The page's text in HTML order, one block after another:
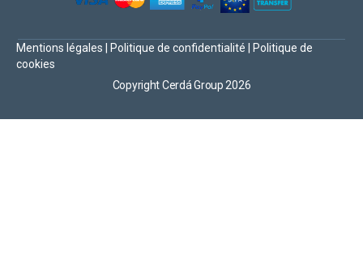
Copyright Cerdá Group 2026
Mentions légales Politique de confidentialité
Politique de
cookies